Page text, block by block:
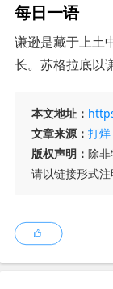
每日一语
谦逊是藏于上土
长。苏格拉底
本文地址：
文章来源： 打烊
版权声明： 除
请以链接形式注